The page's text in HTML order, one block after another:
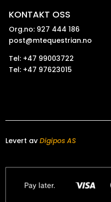
KONTAKT OSS
Org.no: 927 444 186
post@mtequestrian.no
Tel: +47 99003722
Tel: +47 97623015
Levert avDigipos AS